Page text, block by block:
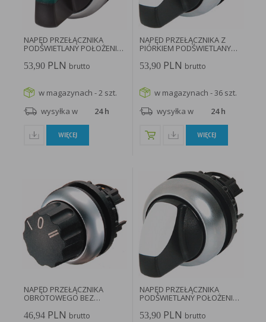
NAPĘD PRZEŁĄCZNIKA
PODŚWIETLANY POŁOŻENIE
53,90PLN brutto
w magazynach - 2 szt.
wysyłka w
24 h
WIĘCEJ
NAPĘD PRZEŁĄCZNIKA Z
PIÓRKIEM PODŚWIETLANY
53,90 PLN brutto
w magazynach - 36 szt.
wysyłka w
24 h
WIĘCEJ
NAPĘD PRZEŁĄCZNIKA
OBROTOWEGO BEZ
46,94PLN brutto
NAPĘD PRZEŁĄCZNIKA
PODŚWIETLANY POŁOŻENIE
53,90 PLN brutto